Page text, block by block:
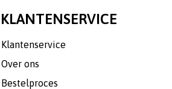
KLANTENSERVICE
Klantenservice
Over ons
Bestelproces